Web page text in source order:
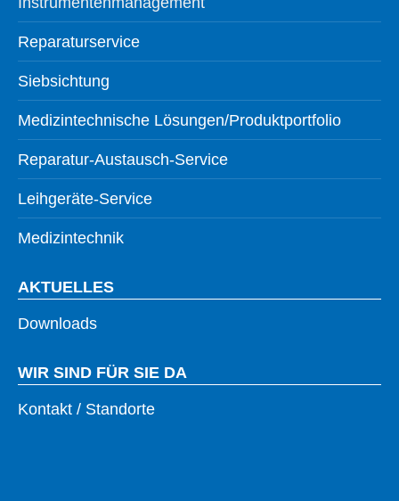
Reparaturservice
Siebsichtung
Medizintechnische Lösungen/Produktportfolio
Reparatur-Austausch-Service
Leihgeräte-Service
Medizintechnik
AKTUELLES
Downloads
WIR SIND FÜR SIE DA
Kontakt / Standorte